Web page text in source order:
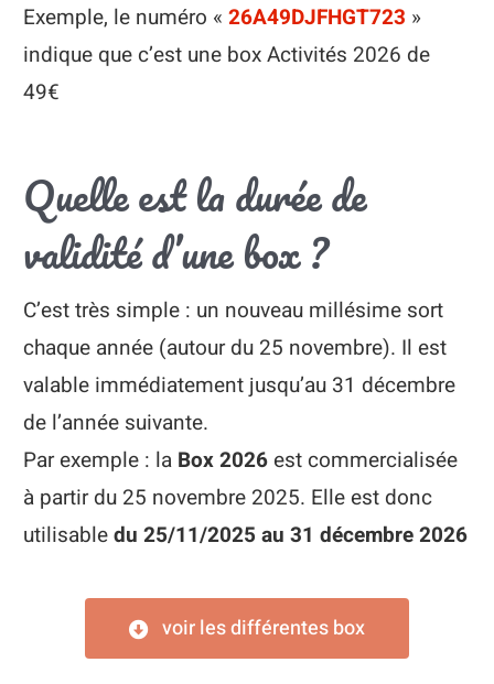
Exemple, le numéro « 26A49DJFHGT723 »
indique que c’est une box Activités 2026 de
49€
Quelle est la durée de
validité d’une box ?
C’est très simple : un nouveau millésime sort
chaque année (autour du 25 novembre). Il est
valable immédiatement jusqu’au 31 décembre
de l’année suivante.
Par exemple : la Box 2026est commercialisée
à partir du 25 novembre 2025. Elle est donc
utilisabledu 25/11/2025 au 31 décembre 2026
voir les différentes box